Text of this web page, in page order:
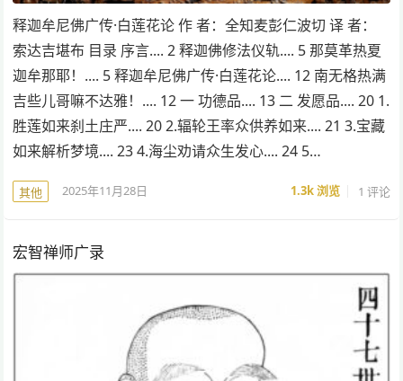
释迦牟尼佛广传·白莲花论 作 者：全知麦彭仁波切 译 者：
索达吉堪布 目录 序言.... 2 释迦佛修法仪轨.... 5 那莫革热夏
迦牟那耶！.... 5 释迦牟尼佛广传·白莲花论.... 12 南无格热满
吉些儿哥嘛不达雅！.... 12 一 功德品.... 13 二 发愿品.... 20 1.
胜莲如来刹土庄严.... 20 2.辐轮王率众供养如来.... 21 3.宝藏
如来解析梦境.... 23 4.海尘劝请众生发心.... 24 5…
其他 2025年11月28日 1.3k浏览 1 评论
宏智禅师广录